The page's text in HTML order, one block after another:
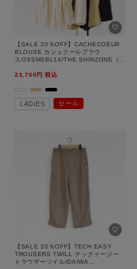
【SALE 20％OFF】CACHECOEUR
BLOUSE カシュクールブラウ
ス/26SMSBL14/THE SHINZONE（シ
23,760
税込
LADIES セール
【SALE 20％OFF】TECH EASY
TROUSERS TWILL テックイージー
トラウザーツイル/DAIWA